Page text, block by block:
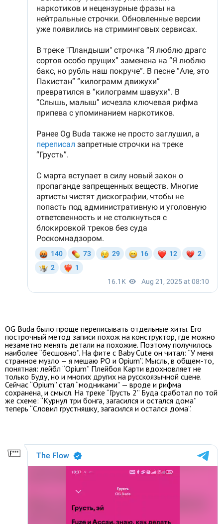
OG Buda было проще переписывать отдельные хиты. Его
построчный метод записи похож на конструктор, где можно
незаметно менять детали на похожие. Поэтому получилось
наиболее “бесшовно”. На фите с Baby Cute он читал: “У меня
странное музло — я мешаю РО и Opium”. Мысль, в общем-то,
понятная: лейбл “Opium” Плейбоя Карти вдохновляет не
только Буду, но и многих других на русскоязычной сцене.
Сейчас “Opium” стал “модниками” — вроде и рифма
сохранена, и смысл. На треке “Грусть 2” Буда сработал по той
же схеме: “Курнул три бонга, загасился и остался дома”
теперь “Словил грустняшку, загасился и остался дома”.